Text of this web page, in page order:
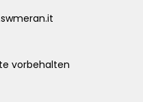
vorbehalten